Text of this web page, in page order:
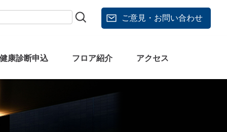
ご意見・お問い合わせ
康診断申込 フロア紹介 アクセス